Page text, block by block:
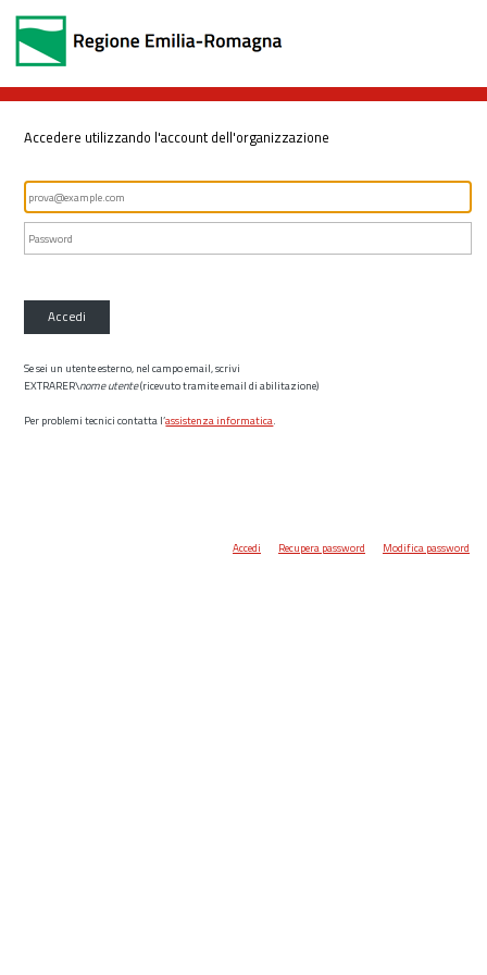
Accedere utilizzando l'account dell'organizzazione
Accedi
Se sei un utente esterno, nel campo email, scrivi
EXTRARER\nome utente(ricevuto tramite email di abilitazione)
Per problemi tecnici contatta l’assistenza informatica.
Accedi Recupera password Modifica password